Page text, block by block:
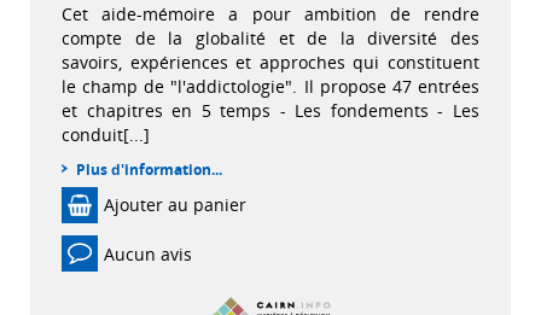
Cet aide-mémoire a pour ambition de rendre
compte de la globalité et de la diversité des
savoirs, expériences et approches qui constituent
le champ de "l'addictologie". Il propose 47 entrées
et chapitres en 5 temps - Les fondements - Les
conduit[...]
Plus d'information...
Ajouter au panier
Aucun avis